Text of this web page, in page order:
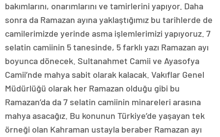
bakımlarını, onarımlarını ve tamirlerini yapıyor. Daha
sonra da Ramazan ayına yaklaştığımız bu tarihlerde de
camilerimizde yerinde asma işlemlerimizi yapıyoruz. 7
selatin camiinin 5 tanesinde, 5 farklı yazı Ramazan ayı
boyunca dönecek. Sultanahmet Camii ve Ayasofya
Camii’nde mahya sabit olarak kalacak. Vakıflar Genel
Müdürlüğü olarak her Ramazan olduğu gibi bu
Ramazan’da da 7 selatin camiinin minareleri arasına
mahya asacağız. Bu konunun Türkiye’de yaşayan tek
örneği olan Kahraman ustayla beraber Ramazan ayı